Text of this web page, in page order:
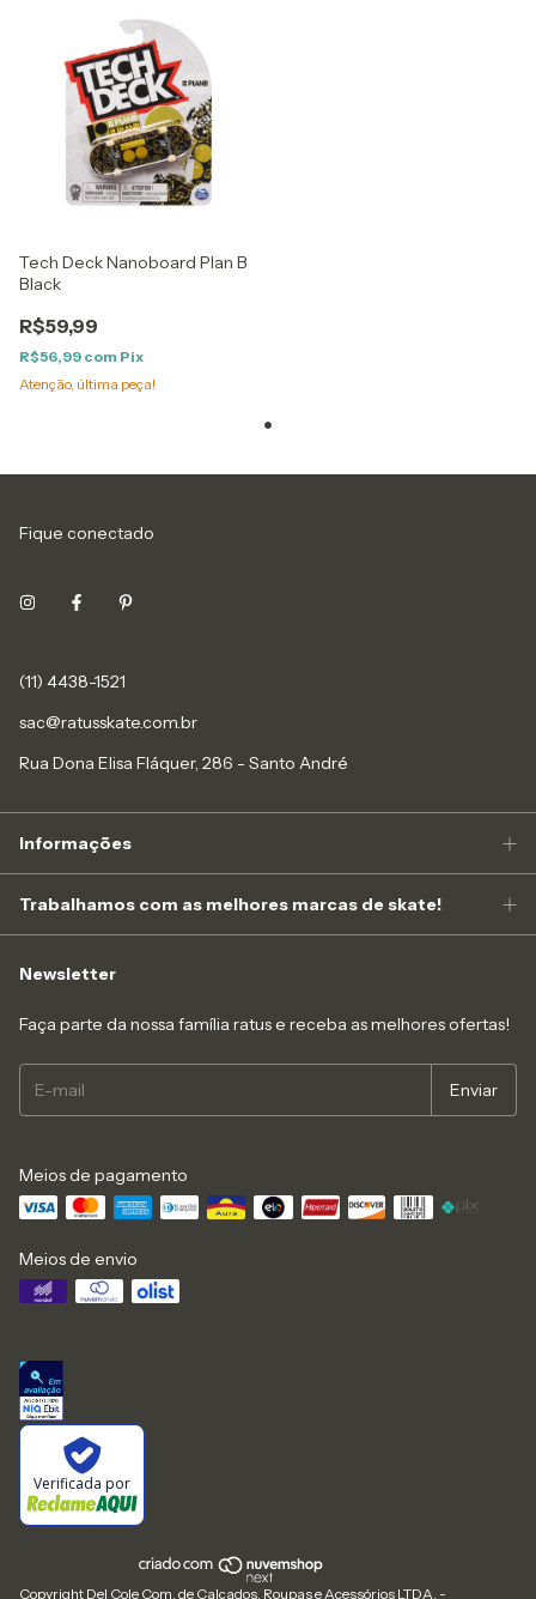
Tech Deck Nanoboard Plan B
Black
R$59,99
R$56,99 com Pix
Atenção, última peça!
Fique conectado
(11) 4438-1521
sac@ratusskate.com.br
Rua Dona Elisa Fláquer, 286 - Santo André
Informações
Trabalhamos com as melhores marcas de skate!
Newsletter
Faça parte da nossa família ratus e receba as melhores ofertas!
Meios de pagamento
Meios de envio
Verificada por
Copyright Del Cole Com. de Calçados, Roupas e Acessórios LTDA. -